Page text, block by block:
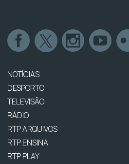
NOTÍCIAS
DESPORTO
TELEVISÃO
RÁDIO
RTP ARQUIVOS
RTP ENSINA
RTP PLAY